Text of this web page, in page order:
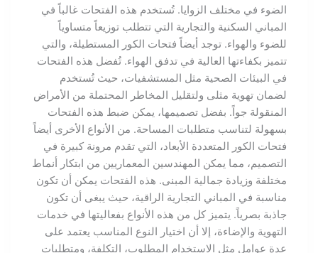
الضوء في مختلف الزوايا. تُستخدم هذه الفتحات غالباً في
المباني السكنية والتجارية التي تتطلب توزيعاً متساوياً
للضوء والهواء. توجد أيضاً فتحات الكور المستطيلة، والتي
تتميز بكفاءتها العالية في تدفق الهواء. تُفضل هذه الفتحات
في البيئات الصحية مثل المستشفيات، حيث تُستخدم
لضمان تهوية مثلى ولتقليل المخاطر المحتملة من الأمراض
المنقولة جواً. بفضل تصميمها، يمكن ضبط هذه الفتحات
بسهولة لتناسب متطلبات المساحة. من الأنواع الأخرى أيضاً
فتحات الكور المتعددة الأبعاد، التي تقدم مرونة كبيرة في
التصميم، مما يمكن المهندسين المعماريين من ابتكار أنماط
مختلفة وزيادة جمالية المبنى. هذه الفتحات يمكن أن تكون
مناسبة في المباني التجارية الراقية، حيث يبغى أن تكون
جاذبة بصرياً. يتميز كل من هذه الأنواع بفعاليتها في خدمات
التهوية والإضاءة، إلا أن اختيار النوع المناسب يعتمد على
عدة عوامل مثل الاستخدام المطلوب، التكلفة، ومتطلبات